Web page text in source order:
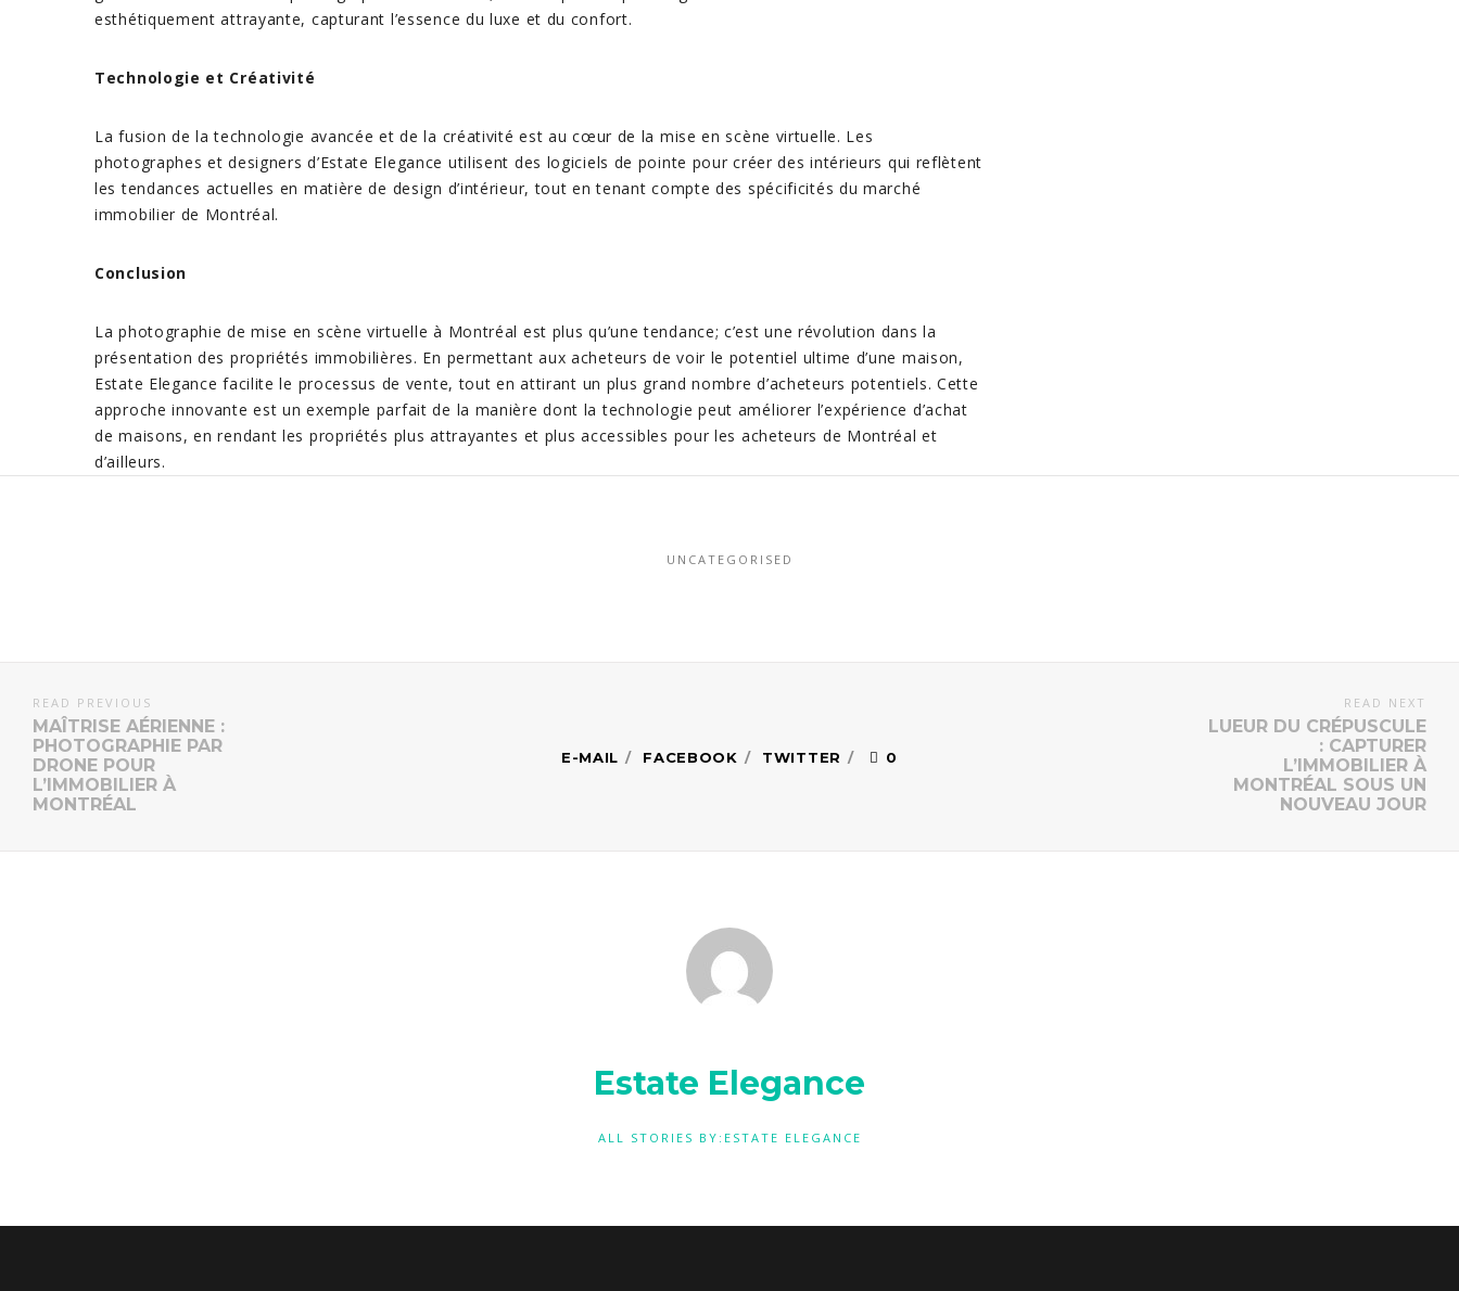
esthétiquement attrayante, capturant l’essence du luxe et du confort.
Technologie et Créativité
La fusion de la technologie avancée et de la créativité est au cœur de la mise en scène virtuelle. Les
photographes et designers d’Estate Elegance utilisent des logiciels de pointe pour créer des intérieurs qui reflètent
les tendances actuelles en matière de design d’intérieur, tout en tenant compte des spécificités du marché
immobilier de Montréal.
Conclusion
La photographie de mise en scène virtuelle à Montréal est plus qu’une tendance; c’est une révolution dans la
présentation des propriétés immobilières. En permettant aux acheteurs de voir le potentiel ultime d’une maison,
Estate Elegance facilite le processus de vente, tout en attirant un plus grand nombre d’acheteurs potentiels. Cette
approche innovante est un exemple parfait de la manière dont la technologie peut améliorer l’expérience d’achat
de maisons, en rendant les propriétés plus attrayantes et plus accessibles pour les acheteurs de Montréal et
d’ailleurs.
UNCATEGORISED
READ PREVIOUS
MAÎTRISE AÉRIENNE :
PHOTOGRAPHIE PAR
DRONE POUR
L’IMMOBILIER À
MONTRÉAL
E-MAIL FACEBOOK TWITTER 0
READ NEXT
LUEUR DU CRÉPUSCULE
: CAPTURER
L’IMMOBILIER À
MONTRÉAL SOUS UN
NOUVEAU JOUR
Estate Elegance
ALL STORIES BY:ESTATE ELEGANCE